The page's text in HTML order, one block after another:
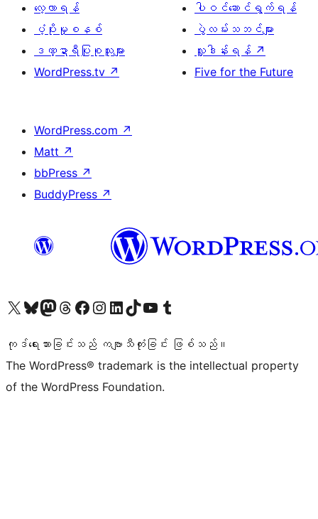
လေ့လာရန်
ပံ့ပိုးမှုစနစ်
ဒဏ္ဍာရီပြုစုသူများ
WordPress.tv ↗
ပါဝင်ဆောင်ရွက်ရန်
ပွဲလမ်းသဘင်များ
လှူဒါန်းရန် ↗
Five for the Future
WordPress.com ↗
Matt ↗
bbPress ↗
BuddyPress ↗
ကျွန်ုပ်တို့၏ X (ယခင် Twitter) အကောင့်သို့ သွားရောက်ကြည့်ရှုပါကျွန်ုပ်တို့၏ Bluesky အကောင့်သို့ ဝင်ရောက်ကြည့်ရှုရန်
ကျွန်ုပ်တို့၏ Mastodon အကောင့်သို့ သွားရောက်ကြည့်ရှုပါကျွန်ုပ်တို့၏ Threads အကောင့်သို့ ဝင်ရောက်ကြည့်ရှုရန်
ကျွန်ုပ်တို့၏ Facebook စာမျက်နှာသို့ သွားရောက်ကြည့်ရှုပါကျွန်ုပ်တို့၏ Instagram အကောင့်သို့ သွားရောက်ကြည့်ရှုပါ ကျွန်ုပ်တို့၏ LinkedIn အကောင့်သို့ သွားရောက်ကြည့်ရှုပါကျွန်ုပ်တို့၏ TikTok အကောင့်သို့ ဝင်ရောက်ကြည့်ရှုရန်
ကျွန်ုပ်တို့၏ YouTube ချန်နယ်သို့ သွားရောက်ကြည့်ရှုပါ ကျွန်ုပ်တို့၏ Tumblr အကောင့်သို့ ဝင်ရောက်ကြည့်ရှုရန်
ကုဒ်ရေးသားခြင်းသည် ကဗျာသီကုံးခြင်း ဖြစ်သည်။
The WordPress® trademark is the intellectual property
of the WordPress Foundation.